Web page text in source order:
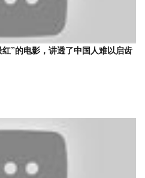
红”的电影，讲透了中国人难以启齿